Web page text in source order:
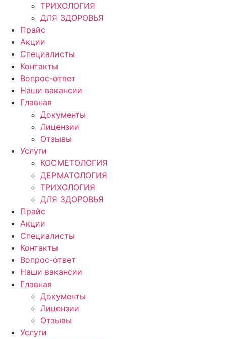
ТРИХОЛОГИЯ
ДЛЯ ЗДОРОВЬЯ
Прайс
Акции
Специалисты
Контакты
Вопрос-ответ
Наши вакансии
Главная
Документы
Лицензии
Отзывы
Услуги
КОСМЕТОЛОГИЯ
ДЕРМАТОЛОГИЯ
ТРИХОЛОГИЯ
ДЛЯ ЗДОРОВЬЯ
Прайс
Акции
Специалисты
Контакты
Вопрос-ответ
Наши вакансии
Главная
Документы
Лицензии
Отзывы
Услуги